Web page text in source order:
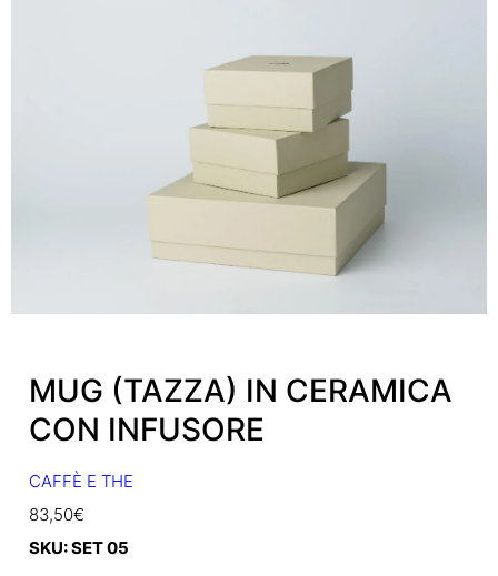
MUG (TAZZA) IN CERAMICA
CON INFUSORE
CAFFÈ E THE
83,50€
SKU:SET 05